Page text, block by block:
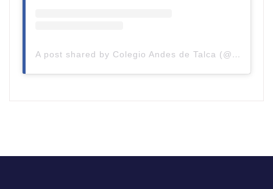
A post shared by Colegio Andes de Talca (@colegioandestalca)